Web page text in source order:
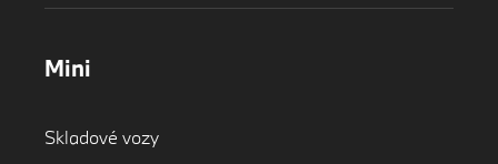
Mini
Skladové vozy